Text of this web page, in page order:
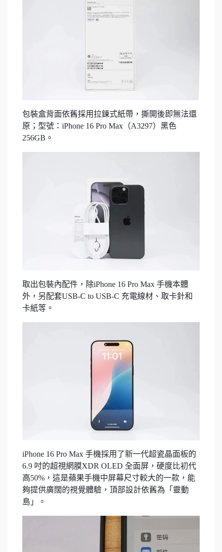
包裝盒背面依舊採用拉鍊式紙帶，撕開後即無法還
原；型號：iPhone 16 Pro Max（A3297）黑色
256GB。
取出包裝內配件，除iPhone 16 Pro Max 手機本體
外，另配套USB-C to USB-C 充電線材、取卡針和
卡紙等。
iPhone 16 Pro Max 手機採用了新一代超瓷晶面板的
6.9 吋的超視網膜XDR OLED 全面屏，硬度比初代
高50%，這是蘋果手機中屏幕尺寸較大的一款，能
夠提供廣闊的視覺體驗，頂部設計依舊為「靈動
島」。